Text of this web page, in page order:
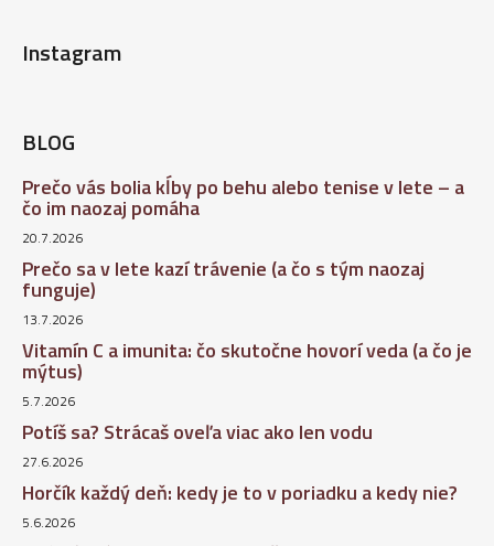
Instagram
BLOG
Prečo vás bolia kĺby po behu alebo tenise v lete – a
čo im naozaj pomáha
20.7.2026
Prečo sa v lete kazí trávenie (a čo s tým naozaj
funguje)
13.7.2026
Vitamín C a imunita: čo skutočne hovorí veda (a čo je
mýtus)
5.7.2026
Potíš sa? Strácaš oveľa viac ako len vodu
27.6.2026
Horčík každý deň: kedy je to v poriadku a kedy nie?
5.6.2026